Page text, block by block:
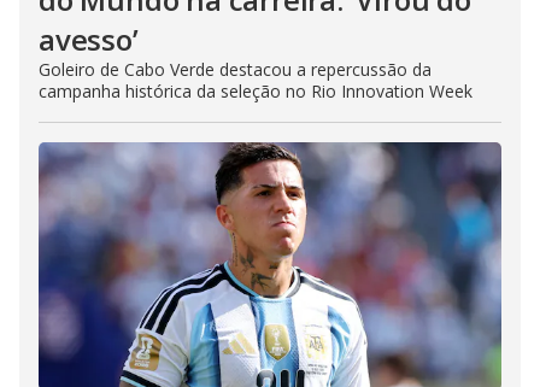
avesso’
Goleiro de Cabo Verde destacou a repercussão da
campanha histórica da seleção no Rio Innovation Week